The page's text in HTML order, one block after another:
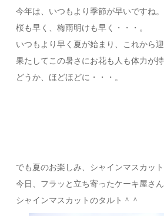
今年は、いつもより季節が早いですね。
桜も早く、梅雨明けも早く・・・。
いつもより早く夏が始まり、これから
果たしてこの暑さにお花も人も体力が持
どうか、ほどほどに・・・。
でも夏のお楽しみ、シャインマスカット
今日、フラッと立ち寄ったケーキ屋さ
シャインマスカットのタルト＾＾